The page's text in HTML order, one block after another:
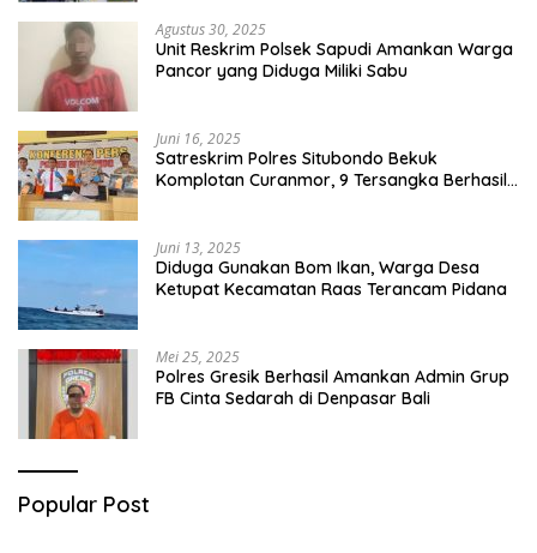
Agustus 30, 2025
Unit Reskrim Polsek Sapudi Amankan Warga
Pancor yang Diduga Miliki Sabu
Juni 16, 2025
Satreskrim Polres Situbondo Bekuk
Komplotan Curanmor, 9 Tersangka Berhasil
Juni 13, 2025
Diduga Gunakan Bom Ikan, Warga Desa
Ketupat Kecamatan Raas Terancam Pidana
Mei 25, 2025
Polres Gresik Berhasil Amankan Admin Grup
FB Cinta Sedarah di Denpasar Bali
Popular Post